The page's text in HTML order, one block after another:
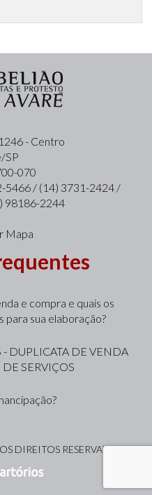
- Centro
SP
070
5466 / (14) 3731-2424 /
98186-2244
Mapa
e compra e quais os
para sua elaboração?
- DUPLICATA DE VENDA
SERVIÇOS
DIREITOS RESERVADOS.